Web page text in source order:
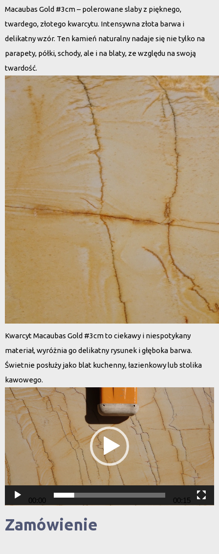
Macaubas Gold #3cm – polerowane slaby z pięknego,
twardego, złotego kwarcytu. Intensywna złota barwa i
delikatny wzór. Ten kamień naturalny nadaje się nie tylko na
parapety, półki, schody, ale i na blaty, ze względu na swoją
twardość.
Kwarcyt Macaubas Gold #3cm to ciekawy i niespotykany
materiał, wyróżnia go delikatny rysunek i głęboka barwa.
Świetnie posłuży jako blat kuchenny, łazienkowy lub stolika
kawowego.
Odtwarzacz
video
00:00 00:15
Zamówienie